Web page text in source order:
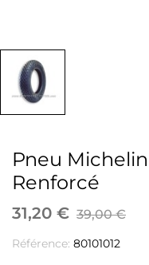
Pneu Michelin
Renforcé
31,20 € 39,00 €
Référence: 80101012